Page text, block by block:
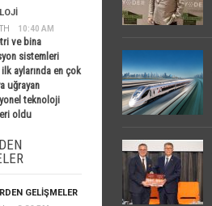
10:40 AM
ve bina
sistemleri
ilk aylarında en çok
uğrayan
teknoloji
oldu
GELIŞMELER